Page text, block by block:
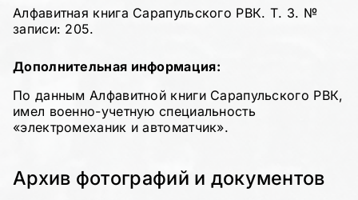
Алфавитная книга Сарапульского РВК. Т. 3. №
записи: 205.
Дополнительная информация:
По данным Алфавитной книги Сарапульского РВК,
имел военно-учетную специальность
«электромеханик и автоматчик».
Архив фотографий и документов